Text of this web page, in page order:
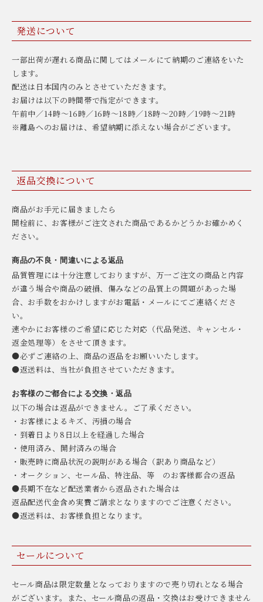
発送について
一部出荷が遅れる商品に関してはメールにて納期のご連絡をいた
します。
配送は日本国内のみとさせていただきます。
お届けは以下の時間帯で指定ができます。
午前中／14時〜16時／16時〜18時／18時〜20時／19時〜21時
※離島へのお届けは、希望納期に添えない場合がございます。
返品交換について
商品がお手元に届きましたら
開栓前に、お客様がご注文された商品であるかどうかお確かめく
ださい。
商品の不良・間違いによる返品
品質管理には十分注意しておりますが、万一ご注文の商品と内容
が違う場合や商品の破損、傷みなどの品質上の問題があった場
合、お手数をおかけしますがお電話・メールにてご連絡くださ
い。
速やかにお客様のご希望に応じた対応（代品発送、キャンセル・
返金処理等）をさせて頂きます。
●必ずご連絡の上、商品の返品をお願いいたします。
●返送料は、当社が負担させていただきます。
お客様のご都合による交換・返品
以下の場合は返品ができません。ご了承ください。
・お客様によるキズ、汚損の場合
・到着日より8日以上を経過した場合
・使用済み、開封済みの場合
・販売時に商品状況の説明がある場合（訳あり商品など）
・オークション、セール品、特注品、等 のお客様都合の返品
●長期不在など配送業者から返品された場合は
返品配送代金含め実費ご請求となりますのでご注意ください。
●返送料は、お客様負担となります。
セールについて
セール商品は限定数量となっておりますので売り切れとなる場合
がございます。また、セール商品の返品・交換はお受けできません